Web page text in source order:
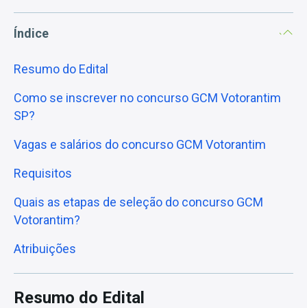
Índice
Resumo do Edital
Como se inscrever no concurso GCM Votorantim
SP?
Vagas e salários do concurso GCM Votorantim
Requisitos
Quais as etapas de seleção do concurso GCM
Votorantim?
Atribuições
Resumo do Edital